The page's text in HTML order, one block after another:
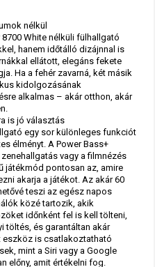
nélkül
White nélküli fülhallgató
hanem időtálló dizájnnal is
ellátott, elegáns fekete
Ha a fehér zavarná, két másik
kidolgozásának
alkalmas – akár otthon, akár
is jó választás
egy sor különleges funkciót
élményt. A Power Bass+
vagy a filmnézés
játékmód pontosan az, amire
akarja a játékot. Az akár 60
teszi az egész napos
közé tartozik, akik
időnként fel is kell tölteni,
töltés, és garantáltan akár
eszköz is csatlakoztatható
mint a Siri vagy a Google
előny, amit értékelni fog.